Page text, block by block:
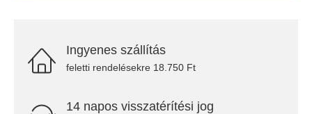
Ingyenes szállítás
feletti rendelésekre 18.750 Ft
14 napos visszatérítési jog